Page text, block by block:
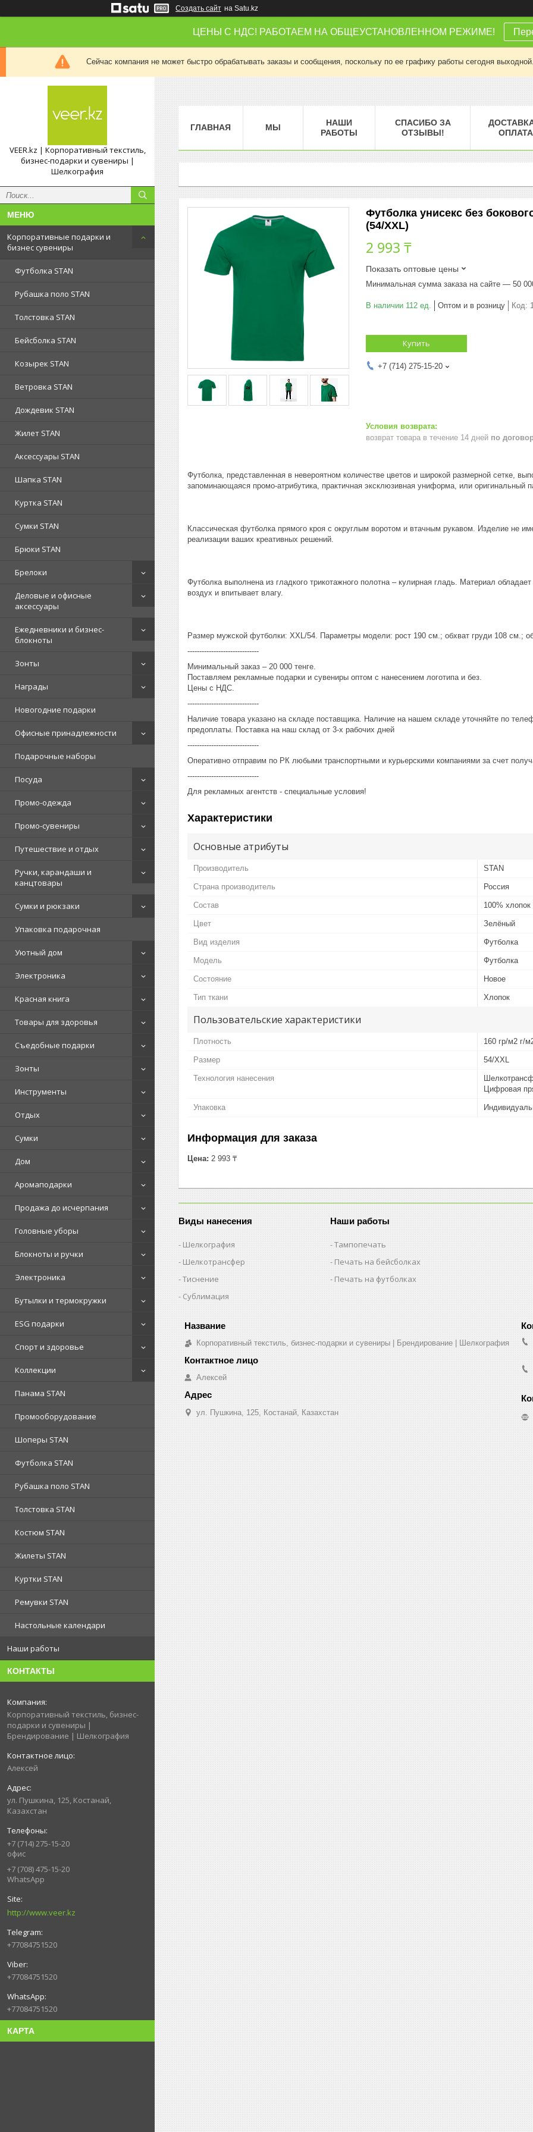
Создать сайт на Satu.kz
ЦЕНЫ С НДС! РАБОТАЕМ НА ОБЩЕУСТАНОВЛЕННОМ РЕЖИМЕ!
Сейчас компания не может быстро обрабатывать заказы и сообщения, поскольку по ее графику работы сегодня
VEER.kz | Корпоративный текстиль,
бизнес-подарки и сувениры |
Шелкография
Корпоративные подарки и
бизнес сувениры
Футболка STAN
Рубашка поло STAN
Толстовка STAN
Бейсболка STAN
Козырек STAN
Ветровка STAN
Дождевик STAN
Жилет STAN
Аксессуары STAN
Шапка STAN
Куртка STAN
Сумки STAN
Брюки STAN
Брелоки
Деловые и офисные
аксессуары
Ежедневники и бизнес-
блокноты
Зонты
Награды
Новогодние подарки
Офисные принадлежности
Подарочные наборы
Посуда
Промо-одежда
Промо-сувениры
Путешествие и отдых
Ручки, карандаши и
канцтовары
Сумки и рюкзаки
Упаковка подарочная
Уютный дом
Электроника
Красная книга
Товары для здоровья
Съедобные подарки
Зонты
Инструменты
Отдых
Сумки
Дом
Аромаподарки
Продажа до исчерпания
Головные уборы
Блокноты и ручки
Электроника
Бутылки и термокружки
ESG подарки
Спорт и здоровье
Коллекции
Панама STAN
Промооборудование
Шоперы STAN
Футболка STAN
Рубашка поло STAN
Толстовка STAN
Костюм STAN
Жилеты STAN
Куртки STAN
Ремувки STAN
Настольные календари
Наши работы
КОНТАКТЫ
Корпоративный текстиль, бизнес-
подарки и сувениры |
Брендирование | Шелкография
Алексей
ул. Пушкина, 125, Костанай,
Казахстан
+7 (714) 275-15-20
офис
+7 (708) 475-15-20
WhatsApp
http://www.veer.kz
+77084751520
+77084751520
+77084751520
КАРТА
ГЛАВНАЯ МЫ
НАШИ
РАБОТЫ
СПАСИБО ЗА
ОТЗЫВЫ!
ОПЛАТА
Футболка унисекс без
(54/XXL)
2 993 ₸
Показать оптовые цены
Минимальная сумма заказа на сайте — 50
В наличии 112 ед. Оптом и в розницу Код:
Купить
+7 (714) 275-15-20
возврат товара в течение 14 дней по
Футболка, представленная в невероятном количестве цветов и широкой размерной сетке,
запоминающаяся промо-атрибутика, практичная эксклюзивная униформа, или оригинальный
Классическая футболка прямого кроя с округлым воротом и втачным рукавом. Изделие не
реализации ваших креативных решений.
Футболка выполнена из гладкого трикотажного полотна – кулирная гладь. Материал
воздух и впитывает влагу.
Размер мужской футболки: XXL/54. Параметры модели: рост 190 см.; обхват груди 108 см.;
------------------------------
Минимальный заказ – 20 000 тенге.
Поставляем рекламные подарки и сувениры оптом с нанесением логотипа и без.
Цены с НДС.
------------------------------
Наличие товара указано на складе поставщика. Наличие на нашем складе уточняйте по
предоплаты. Поставка на наш склад от 3-x рабочих дней
------------------------------
Оперативно отправим по РК любыми транспортными и курьерскими компаниями за счет
------------------------------
Для рекламных агентств - специальные условия!
Характеристики
Основные атрибуты
Производитель STAN
Страна производитель Россия
Состав 100% хлопок
Цвет Зелёный
Вид изделия Футболка
Мoдель Футболка
Состояние Новое
Тип ткани Хлопок
Пользовательские характеристики
Плотность 160 гр/м2 г/
Размер 54/XXL
Технология нанесения
Цифровая
Упаковка
Информация для заказа
Цена: 2 993 ₸
Виды нанесения
Шелкография
Шелкотрансфер
Тиснение
Сублимация
Наши работы
Тампопечать
Печать на бейсболках
Печать на футболках
Корпоративный текстиль, бизнес-подарки и сувениры | Брендирование | Шелкография
Алексей
ул. Пушкина, 125, Костанай, Казахстан